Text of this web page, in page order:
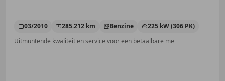
03/2010 285.212 km Benzine
225 kW (306 PK)
Uitmuntende kwaliteit en service voor een betaalbare me